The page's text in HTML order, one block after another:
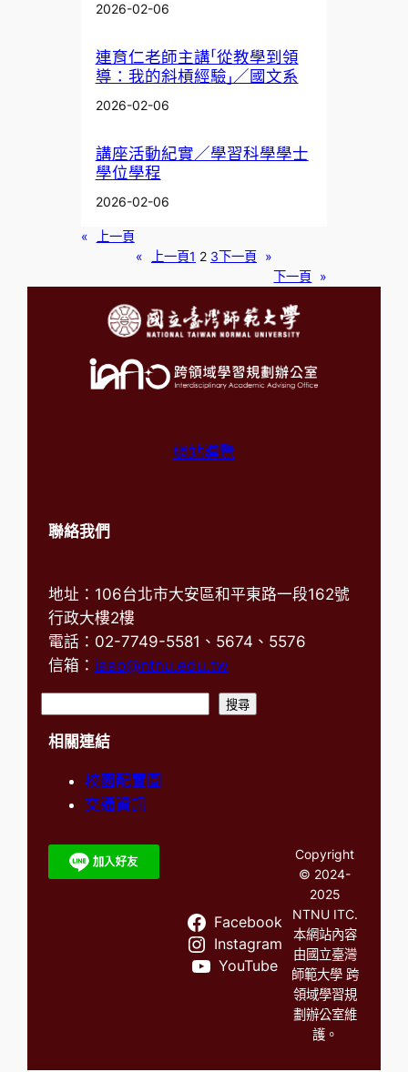
2026-02-06
連育仁老師主講「從教學到領
導：我的斜槓經驗」／國文系
2026-02-06
講座活動紀實／學習科學學士
學位學程
2026-02-06
«
上一頁
«
上一頁1 2 3下一頁 »
下一頁 »
網站導覽
聯絡我們
地址：106台北市大安區和平東路一段162號
行政大樓2樓
電話：02-7749-5581、5674、5576
信箱： iaao@ntnu.edu.tw
搜尋
相關連結
校園配置圖
交通資訊
Facebook
Instagram
YouTube
Copyright
© 2024-
2025
NTNU ITC.
本網站內容
由國立臺灣
師範大學 跨
領域學習規
劃辦公室維
護。